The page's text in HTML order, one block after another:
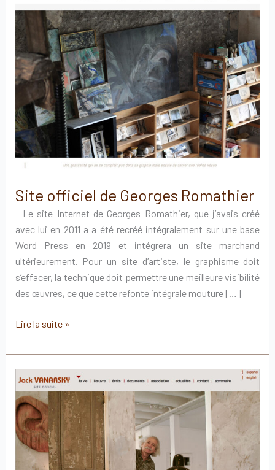
Site officiel de Georges Romathier
Le site Internet de Georges Romathier, que j’avais créé
avec lui en 2011 a a été recréé intégralement sur une base
Word Press en 2019 et intégrera un site marchand
ultérieurement. Pour un site d’artiste, le graphisme doit
s’effacer, la technique doit permettre une meilleure visibilité
des œuvres, ce que cette refonte intégrale mouture […]
Site
de
Georges
Romathier
Lire la suite »